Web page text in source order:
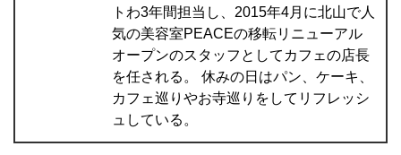
トわ3年間担当し、2015年4月に北山で人
気の美容室PEACEの移転リニューアル
オープンのスタッフとしてカフェの店長
を任される。 休みの日はパン、ケーキ、
カフェ巡りやお寺巡りをしてリフレッシ
ュしている。